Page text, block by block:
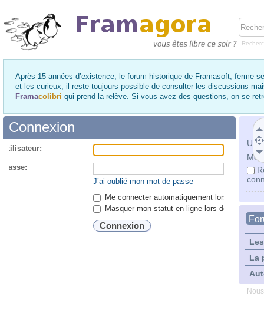
Après 15 années d’existence, le forum historique de Framasoft, ferme
et les curieux, il reste toujours possible de consulter les discussions
Framacolibri qui prend la relève. Si vous avez des questions, on se
Mot
La
Connexion
passe:
J’ai oublié mon mot de passe
Me connecter automatiquement lors de
Masquer mon statut en ligne lors de cette